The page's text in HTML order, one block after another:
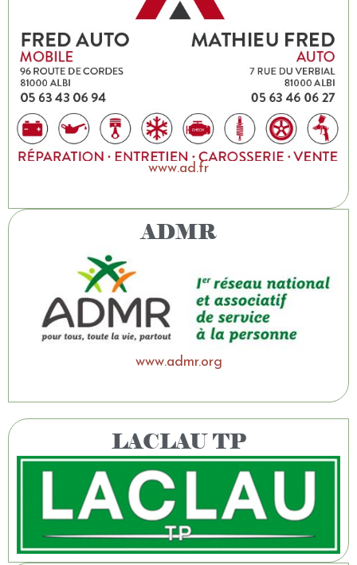
www.ad.fr
ADMR
www.admr.org
LACLAU TP